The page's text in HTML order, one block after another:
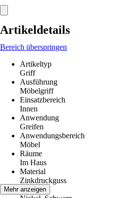
Artikeldetails
Bereich überspringen
Artikeltyp
Griff
Ausführung
Möbelgriff
Einsatzbereich
Innen
Anwendung
Greifen
Anwendungsbereich
Möbel
Räume
Im Haus
Material
Zinkdruckguss
Farbton
Mehr anzeigen